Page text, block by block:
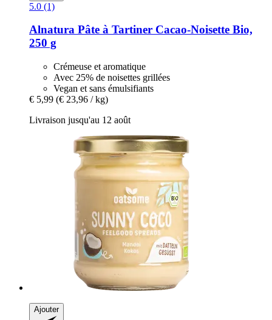
5.0 (1)
Alnatura Pâte à Tartiner Cacao-​Noisette Bio,
250 g
Crémeuse et aromatique
Avec 25% de noisettes grillées
Vegan et sans émulsifiants
€ 5,99 (€ 23,96 / kg)
Livraison jusqu'au 12 août
Ajouter